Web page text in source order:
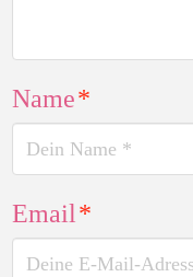
Name*
Email*